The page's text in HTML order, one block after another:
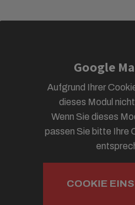
Google
Aufgrund Ihrer
dieses Modul
Wenn Sie dieses
passen Sie bitte Ihre
COOKIE